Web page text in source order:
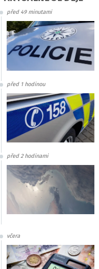
před 49 minutami
před 1 hodinou
před 2 hodinami
včera